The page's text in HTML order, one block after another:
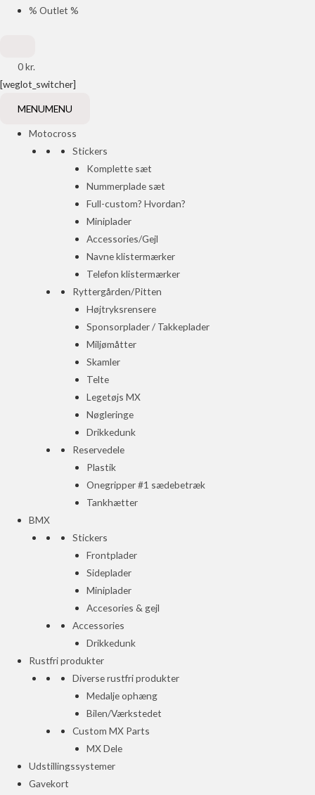
% Outlet %
0kr.
[weglot_switcher]
MENUMENU
Motocross
Stickers
Komplette sæt
Nummerplade sæt
Full-custom? Hvordan?
Miniplader
Accessories/Gejl
Navne klistermærker
Telefon klistermærker
Ryttergården/Pitten
Højtryksrensere
Sponsorplader / Takkeplader
Miljømåtter
Skamler
Telte
Legetøjs MX
Nøgleringe
Drikkedunk
Reservedele
Plastik
Onegripper #1 sædebetræk
Tankhætter
BMX
Stickers
Frontplader
Sideplader
Miniplader
Accesories & gejl
Accessories
Drikkedunk
Rustfri produkter
Diverse rustfri produkter
Medalje ophæng
Bilen/Værkstedet
Custom MX Parts
MX Dele
Udstillingssystemer
Gavekort